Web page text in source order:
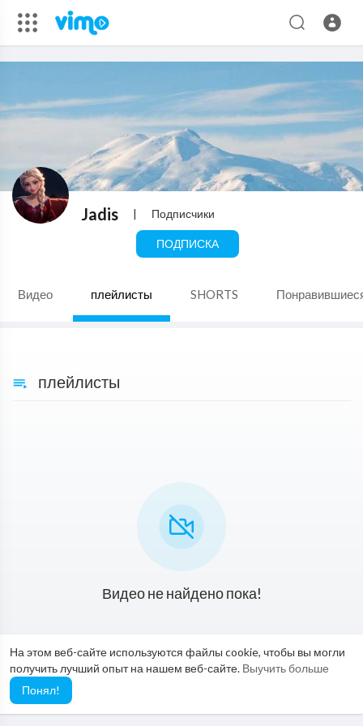
На этом веб-сайте используются файлы cookie, чтобы вы могли
получить лучший опыт на нашем веб-сайте. Выучить больше
Понял!
Jadis | Подписчики
ПОДПИСКА
Видео плейлисты SHORTS
плейлисты
Видео не найдено пока!